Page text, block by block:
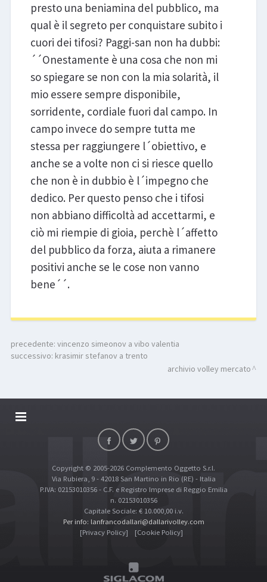
presto una beniamina del pubblico, ma
qual è il segreto per conquistare subito i
cuori dei tifosi? Paggi-san non ha dubbi:
´´Onestamente è una cosa che non mi
so spiegare se non con la mia solarità, il
mio essere sempre disponibile,
sorridente, cordiale fuori dal campo. In
campo invece do sempre tutta me
stessa per raggiungere l´obiettivo, e
anche se a volte non ci si riesce quello
che non è in dubbio è l´impegno che
dedico. Per questo penso che i tifosi
non abbiano difficoltà ad accettarmi, e
ciò mi riempie di gioia, perchè l´affetto
del pubblico da forza, aiuta a rimanere
positivi anche se le cose non vanno
bene´´.
precedente: vincenzo simeonov a vibo valentia
successivo: krasimir stefanov a trento
archivio volley mercato
DALLARIVOLLEY SOSTIENE
TOP RICERCHE
SITE MAP
Copyright © 2005-2026 Complemento Oggetto S.r.l.
Via Rubiera, 9 - 42018 San Martino in Rio (RE) - Italia
P.IVA: 02153010356 - C.F. e Registro Imprese di Reggio Emilia
n. 02153010356
Capitale Sociale: € 10.000,00 i.v.
Per info: lanfrancodallari@dallarivolley.com
[Privacy Policy]
[Cookie Policy]